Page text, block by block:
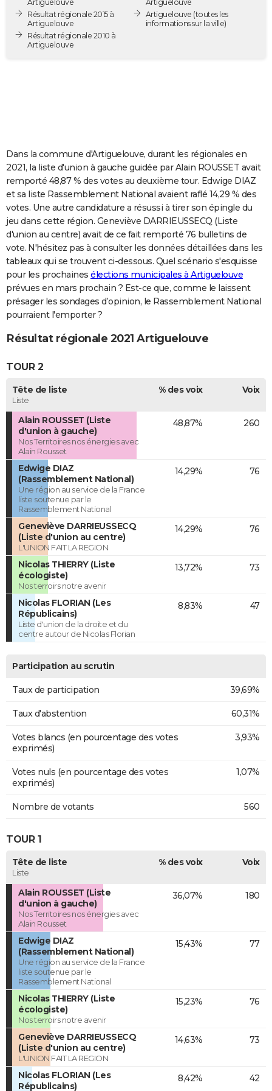
Destinations
City break
Voyage nature
Voyage de noces
Forum
Climat
PHOTO
GUIDES D'ACHAT
COPAINS D'AVANT
S'inscrire
Se connecter
Lycées
Collèges
Primaires
Universités
Entreprises
Service militaire
Avis de recherche
AVIS DE DÉCÈS
FORUM
Bricolage
Lifestyle
Culture
Sport
Auto
Television
Voyage
Cinema
Artiguelouve
Résultat régionale 2015 à
Artiguelouve
Résultat régionale 2010 à
Artiguelouve
Artiguelouve
Artiguelouve (toutes les
informations sur la ville)
Dans la commune d'Artiguelouve, durant les régionales en
2021, la liste d'union à gauche guidée par Alain ROUSSET avait
remporté 48,87 % des votes au deuxième tour. Edwige DIAZ
et sa liste Rassemblement National avaient raflé 14,29 % des
votes. Une autre candidature a résussi à tirer son épingle du
jeu dans cette région. Geneviève DARRIEUSSECQ (Liste
d'union au centre) avait de ce fait remporté 76 bulletins de
vote. N'hésitez pas à consulter les données détaillées dans les
tableaux qui se trouvent ci-dessous. Quel scénario s'esquisse
pour les prochaines élections municipales à Artiguelouve
prévues en mars prochain ? Est-ce que, comme le laissent
présager les sondages d’opinion, le Rassemblement National
pourraient l'emporter ?
Résultat régionale 2021 Artiguelouve
TOUR 2
Tête de liste
Liste
% des voix Voix
Alain ROUSSET (Liste
d'union à gauche)
Nos Territoires nos énergies avec
Alain Rousset
48,87% 260
Edwige DIAZ
(Rassemblement National)
Une région au service de la France
liste soutenue par le
Rassemblement National
14,29% 76
Geneviève DARRIEUSSECQ
(Liste d'union au centre)
L'UNION FAIT LA REGION
14,29% 76
Nicolas THIERRY (Liste
écologiste)
Nos terroirs notre avenir
13,72% 73
Nicolas FLORIAN (Les
Républicains)
Liste d'union de la droite et du
centre autour de Nicolas Florian
8,83% 47
Participation au scrutin
Taux de participation 39,69%
Taux d'abstention 60,31%
Votes blancs (en pourcentage des votes
exprimés)
3,93%
Votes nuls (en pourcentage des votes
exprimés)
1,07%
Nombre de votants 560
TOUR 1
Tête de liste
Liste
% des voix Voix
Alain ROUSSET (Liste
d'union à gauche)
Nos Territoires nos énergies avec
Alain Rousset
36,07% 180
Edwige DIAZ
(Rassemblement National)
Une région au service de la France
liste soutenue par le
Rassemblement National
15,43% 77
Nicolas THIERRY (Liste
écologiste)
Nos terroirs notre avenir
15,23% 76
Geneviève DARRIEUSSECQ
(Liste d'union au centre)
L'UNION FAIT LA REGION
14,63% 73
Nicolas FLORIAN (Les
Républicains)
8,42% 42